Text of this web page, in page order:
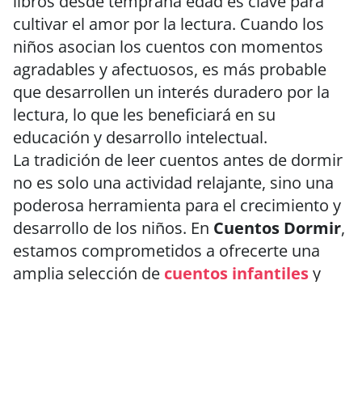
cultivar el amor por la lectura. Cuando los
niños asocian los cuentos con momentos
agradables y afectuosos, es más probable
que desarrollen un interés duradero por la
lectura, lo que les beneficiará en su
educación y desarrollo intelectual.
La tradición de leer cuentos antes de dormir
no es solo una actividad relajante, sino una
poderosa herramienta para el crecimiento y
desarrollo de los niños. En Cuentos Dormir,
estamos comprometidos a ofrecerte una
amplia selección de cuentos infantilesy